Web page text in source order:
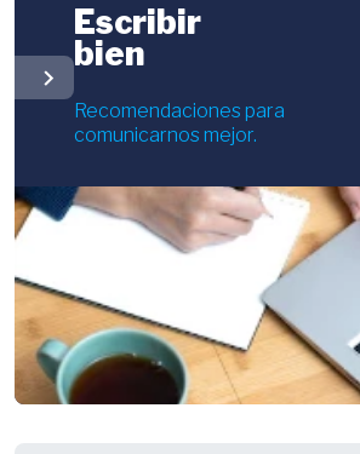
chevron_right
Escribir
bien
Recomendaciones para
comunicarnos mejor.